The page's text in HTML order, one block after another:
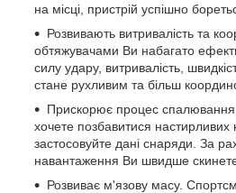
на місці, пристрій успішно
Розвивають витривалість та
обтяжувачами Ви набагато
силу удару, витривалість,
стане рухливим та більш
Прискорює процес
хочете позбавитися настирливих
застосовуйте дані снаряди. За
навантаження Ви швидше скинете
Розвиває м'язову масу.